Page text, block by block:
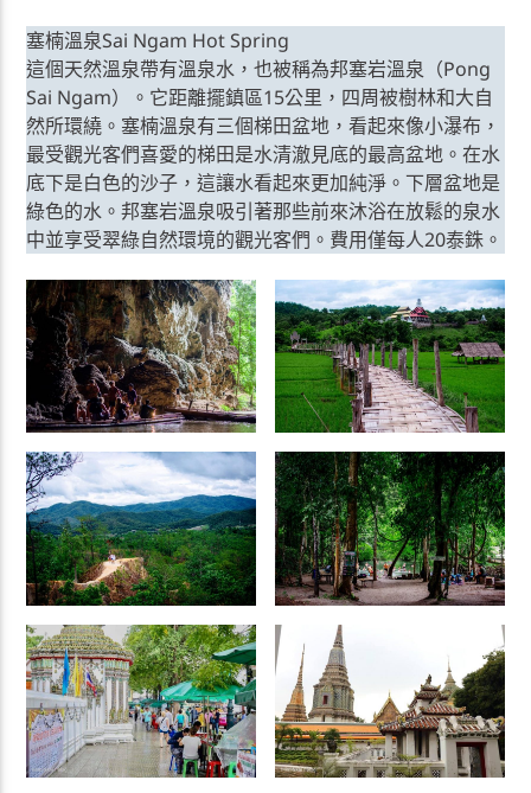
塞楠溫泉Sai Ngam Hot Spring
這個天然溫泉帶有溫泉水，也被稱為邦塞岩溫泉（Pong
Sai Ngam）。它距離擺鎮區15公里，四周被樹林和大自
然所環繞。塞楠溫泉有三個梯田盆地，看起來像小瀑布，
最受觀光客們喜愛的梯田是水清澈見底的最高盆地。在水
底下是白色的沙子，這讓水看起來更加純淨。下層盆地是
綠色的水。邦塞岩溫泉吸引著那些前來沐浴在放鬆的泉水
中並享受翠綠自然環境的觀光客們。費用僅每人20泰銖。